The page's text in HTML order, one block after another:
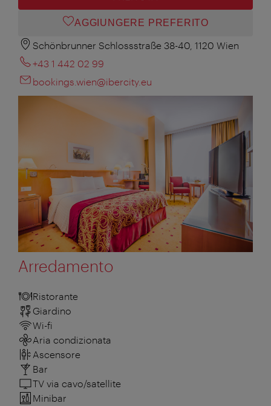
AGGIUNGERE PREFERITO
Schönbrunner Schlossstraße 38-40, 1120 Wien
+43 1 442 02 99
bookings.wien@ibercity.eu
Arredamento
Ristorante
Giardino
Wi-fi
Aria condizionata
Ascensore
Bar
TV via cavo/satellite
Minibar